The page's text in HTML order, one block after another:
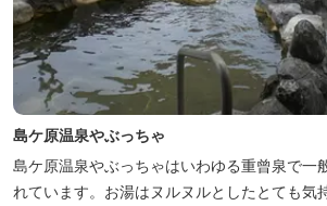
島ケ原温泉やぶっちゃ
島ケ原温泉やぶっちゃはいわゆる重曾泉で一
れています。お湯はヌルヌルとしたとても気